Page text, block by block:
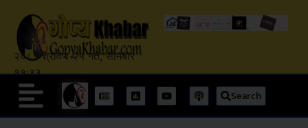
२०८३ श्रावण २५ गते, सोमबार
११:३३
Search